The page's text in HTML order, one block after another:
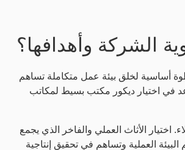
الشركة وأهدافها؟
أساسية لخلق بيئة عمل متكاملة تساهم
في اختيار ديكور مكتب بسيط لمكاتب
اختيار الأثاث العملي والفاخر الذي يجمع
العملية وتساهم في تحقيق إنتاجية